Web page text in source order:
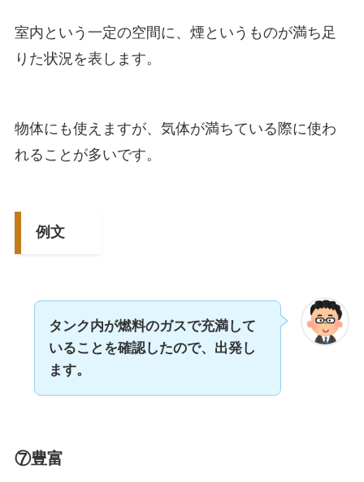
室内という一定の空間に、煙というものが満ち足
りた状況を表します。
物体にも使えますが、気体が満ちている際に使わ
れることが多いです。
例文
タンク内が燃料のガスで充満して
いることを確認したので、出発し
ます。
⑦豊富